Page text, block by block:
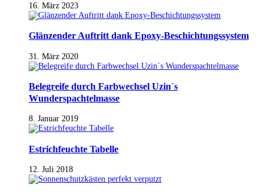
16. März 2023
Glänzender Auftritt dank Epoxy-Beschichtungssystem
31. März 2020
Belegreife durch Farbwechsel Uzin`s
Wunderspachtelmasse
8. Januar 2019
Estrichfeuchte Tabelle
12. Juli 2018